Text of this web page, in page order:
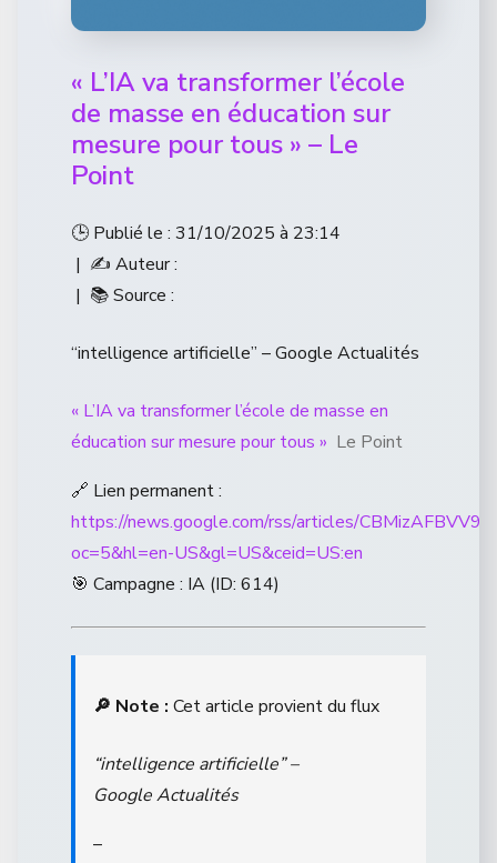
« L’IA va transformer l’école
de masse en éducation sur
mesure pour tous » – Le
Point
🕒 Publié le : 31/10/2025 à 23:14
| ✍️ Auteur :
| 📚 Source :
“intelligence artificielle” – Google Actualités
« L’IA va transformer l’école de masse en
éducation sur mesure pour tous » Le Point
🔗 Lien permanent :
https://news.google.com/rss/articles/
oc=5&hl=en-US&gl=US&ceid=US:en
🎯 Campagne : IA (ID: 614)
🔎 Note : Cet article provient du flux
“intelligence artificielle” –
Google Actualités
–